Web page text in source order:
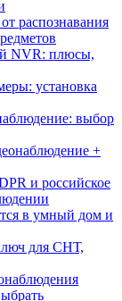
распознавания
NVR: плюсы,
установка
выбор
+
и российское
в умный дом и
для СНТ,